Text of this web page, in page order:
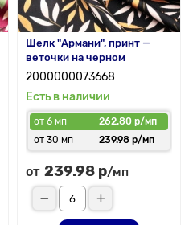
Шелк "Армани", принт —
веточки на черном
2000000073668
Есть в наличии
от 6 мп
262.80 р/мп
от 30 мп
239.98 р/мп
от 239.98 р/мп